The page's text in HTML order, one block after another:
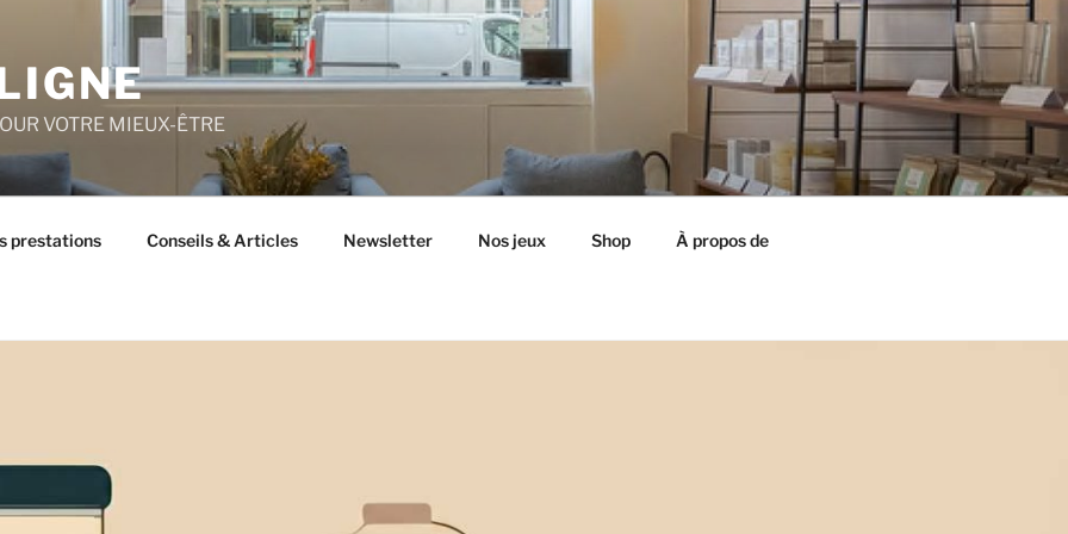
VOTRE MIEUX-ÊTRE
prestations Conseils & Articles Newsletter Nos jeux Shop À propos de